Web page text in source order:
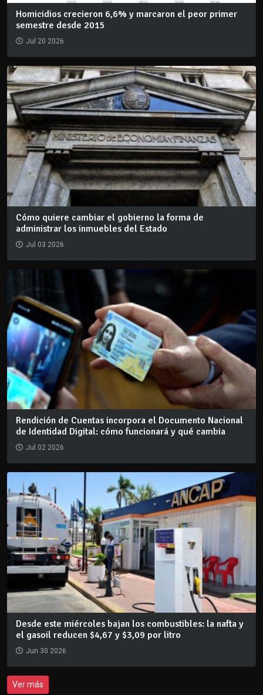
Homicidios crecieron 6,6% y marcaron el peor primer
semestre desde 2015
Jul 20 2026
Cómo quiere cambiar el gobierno la forma de
administrar los inmuebles del Estado
Jul 03 2026
Rendición de Cuentas incorpora el Documento Nacional
de Identidad Digital: cómo funcionará y qué cambia
Jul 02 2026
Desde este miércoles bajan los combustibles: la nafta y
el gasoil reducen $4,67 y $3,09 por litro
Jun 30 2026
Ver más